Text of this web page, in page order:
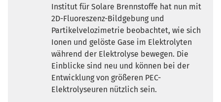
Institut für Solare Brennstoffe hat nun mit
2D-Fluoreszenz-Bildgebung und
Partikelvelozimetrie beobachtet, wie sich
Ionen und gelöste Gase im Elektrolyten
während der Elektrolyse bewegen. Die
Einblicke sind neu und können bei der
Entwicklung von größeren PEC-
Elektrolyseuren nützlich sein.